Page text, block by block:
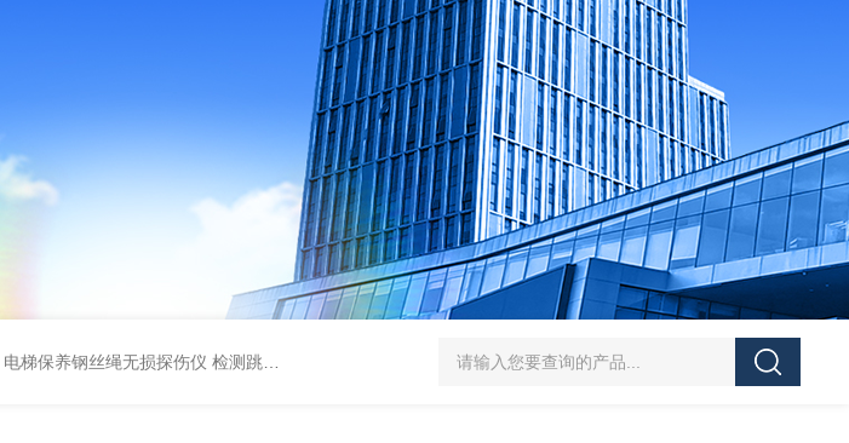
电梯保养钢丝绳无损探伤仪 检测跳丝/断丝 5-300N.m的扭矩扳手检定仪 机械扳手校准仪 JDSF100KN电子式拉